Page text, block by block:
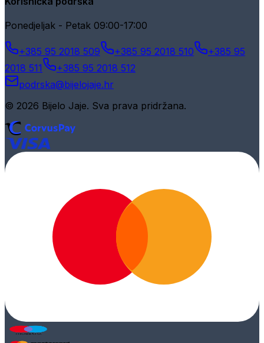
Ponedjeljak - Petak 09:00-17:00
+385 95 2018 509 +385 95 2018 510
+385 95
2018 511
+385 95 2018 512
podrska@bijelojaje.hr
© 2026 Bijelo Jaje. Sva prava pridržana.